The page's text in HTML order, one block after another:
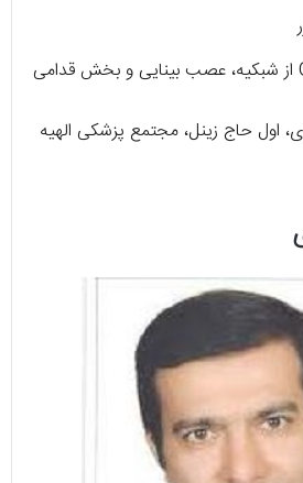
اول حاج زینل، مجتمع پزشکی الهیه